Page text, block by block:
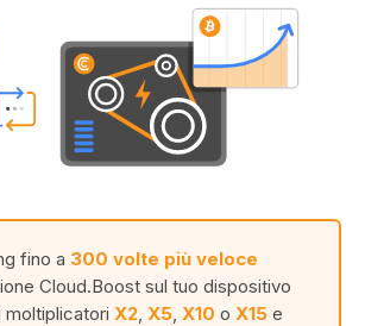
fino a 300 volte più veloce
Cloud.Boost sul tuo dispositivo
moltiplicatori X2 X5 X10 o X15 e